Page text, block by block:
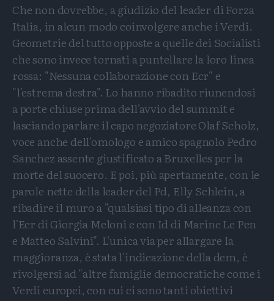
Che non dovrebbe, a giudizio del leader di Forza
Italia, in alcun modo coinvolgere anche i Verdi.
Geometrie del tutto opposte a quelle dei Socialisti
che sono invece tornati a puntellare la loro linea
rossa: "Nessuna collaborazione con Ecr" e
"l'estrema destra". Lo hanno ribadito riunendosi
a porte chiuse prima dell'avvio del summit e
lasciando parlare il capo negoziatore Olaf Scholz,
voce anche dell'omologo e amico spagnolo Pedro
Sanchez assente giustificato a Bruxelles per la
morte del suocero. E poi, più apertamente, con le
parole nette della leader del Pd, Elly Schlein, a
ribadire il muro a "qualsiasi tipo di alleanza con
l'Ecr di Giorgia Meloni e con Id di Marine Le Pen
e Matteo Salvini". L'unica via per allargare la
maggioranza, è stata l'indicazione della dem, è
rivolgersi ad "altre famiglie democratiche come i
Verdi europei, con cui ci sono tanti obiettivi